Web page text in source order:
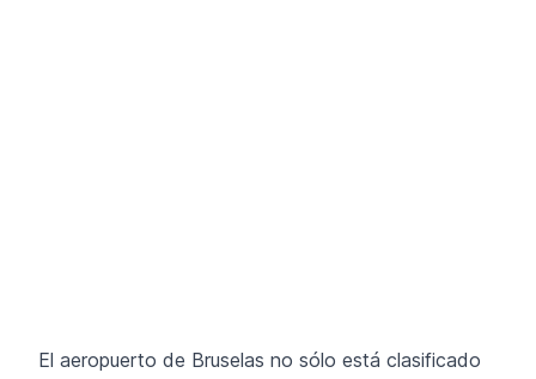
El aeropuerto de Bruselas no sólo está clasificado